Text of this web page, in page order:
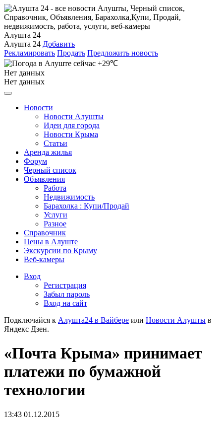
Алушта 24
Алушта 24 Добавить
Рекламировать Продать Предложить новость
+29℃
Нет данных
Нет данных
Новости
Новости Алушты
Идеи для города
Новости Крыма
Статьи
Аренда жилья
Форум
Черный список
Объявления
Работа
Недвижимость
Барахолка : Купи/Продай
Услуги
Разное
Справочник
Цены в Алуште
Экскурсии по Крыму
Веб-камеры
Вход
Регистрация
Забыл пароль
Вход на сайт
Подключайся к Алушта24 в Вайбере или Новости Алушты в
Яндекс Дзен.
«Почта Крыма» принимает
платежи по бумажной
технологии
13:43 01.12.2015